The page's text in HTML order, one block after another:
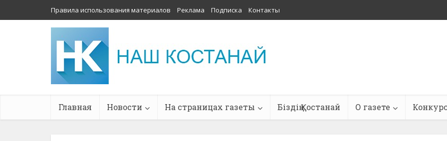
Правила использования материалов Реклама Подписка Контакты
Главная Новости На страницах газеты Біздің Қостанай О газете